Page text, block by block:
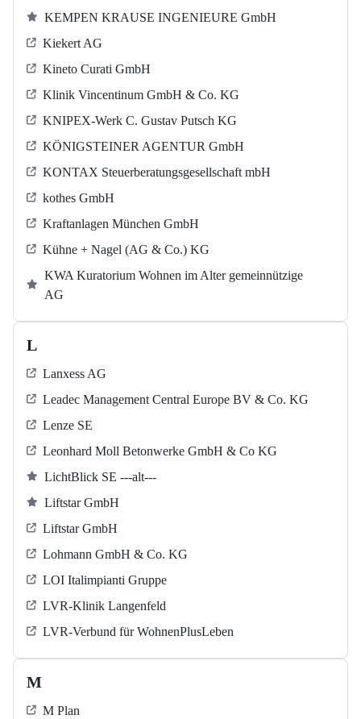
KEMPEN KRAUSE INGENIEURE GmbH
Kiekert AG
Kineto Curati GmbH
Klinik Vincentinum GmbH & Co. KG
KNIPEX-Werk C. Gustav Putsch KG
KÖNIGSTEINER AGENTUR GmbH
KONTAX Steuerberatungsgesellschaft mbH
kothes GmbH
Kraftanlagen München GmbH
Kühne + Nagel (AG & Co.) KG
KWA Kuratorium Wohnen im Alter gemeinnützige
AG
L
Lanxess AG
Leadec Management Central Europe BV & Co. KG
Lenze SE
Leonhard Moll Betonwerke GmbH & Co KG
LichtBlick SE ---alt---
Liftstar GmbH
Liftstar GmbH
Lohmann GmbH & Co. KG
LOI Italimpianti Gruppe
LVR-Klinik Langenfeld
LVR-Verbund für WohnenPlusLeben
M
M Plan